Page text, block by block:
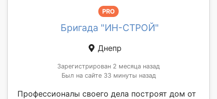
PRO
Бригада "ИН-СТРОЙ"
Днепр
Зарегистрирован 2 месяца назад
Был на сайте 33 минуты назад
Профессионалы своего дела построят дом от